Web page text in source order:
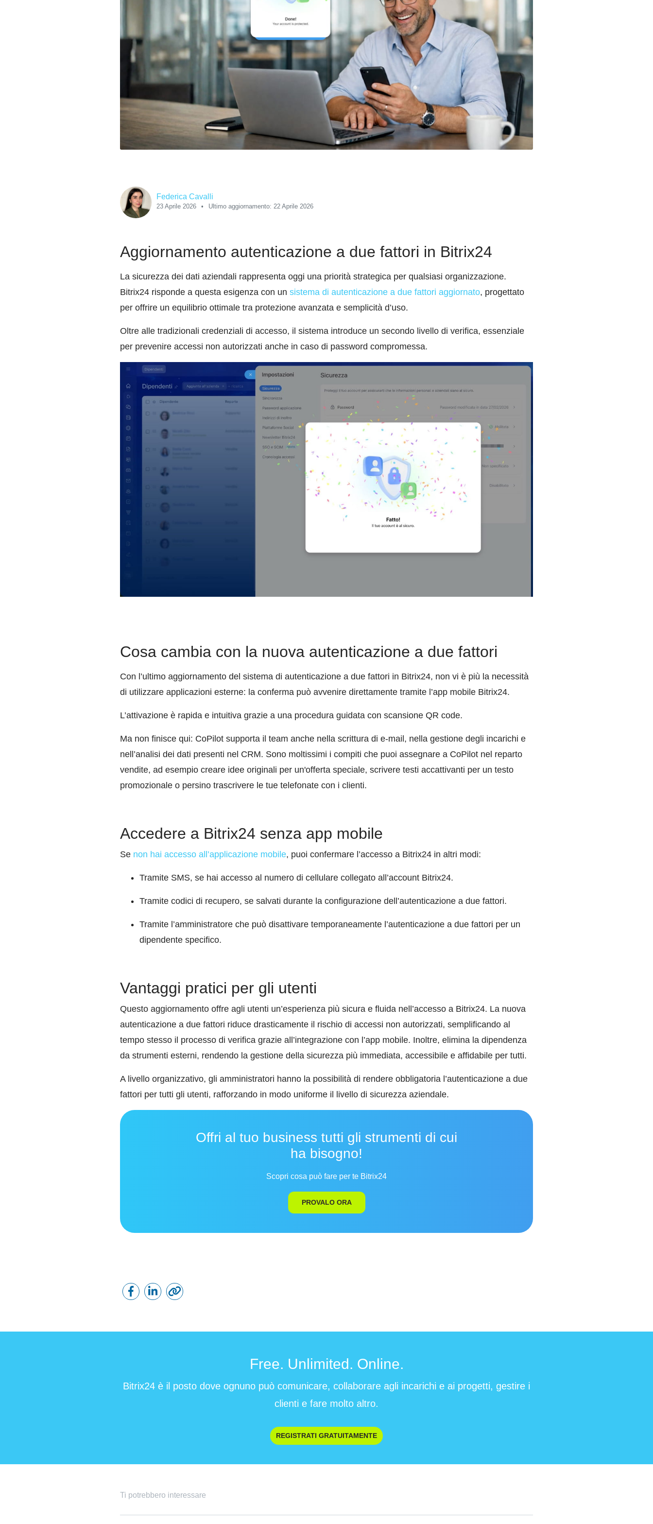
Federica Cavalli
23 Aprile 2026 Ultimo aggiornamento: 22 Aprile 2026
Aggiornamento autenticazione a due fattori in Bitrix24
La sicurezza dei dati aziendali rappresenta oggi una priorità strategica per qualsiasi organizzazione.
Bitrix24 risponde a questa esigenza con un sistema di autenticazione a due fattori aggiornato, progettato
per offrire un equilibrio ottimale tra protezione avanzata e semplicità d’uso.
Oltre alle tradizionali credenziali di accesso, il sistema introduce un secondo livello di verifica, essenziale
per prevenire accessi non autorizzati anche in caso di password compromessa.
Cosa cambia con la nuova autenticazione a due fattori
Con l’ultimo aggiornamento del sistema di autenticazione a due fattori in Bitrix24, non vi è più la necessità
di utilizzare applicazioni esterne: la conferma può avvenire direttamente tramite l’app mobile Bitrix24.
L’attivazione è rapida e intuitiva grazie a una procedura guidata con scansione QR code.
Ma non finisce qui: CoPilot supporta il team anche nella scrittura di e-mail, nella gestione degli incarichi e
nell’analisi dei dati presenti nel CRM. Sono moltissimi i compiti che puoi assegnare a CoPilot nel reparto
vendite, ad esempio creare idee originali per un'offerta speciale, scrivere testi accattivanti per un testo
promozionale o persino trascrivere le tue telefonate con i clienti.
Accedere a Bitrix24 senza app mobile
Se non hai accesso all’applicazione mobile, puoi confermare l’accesso a Bitrix24 in altri modi:
Tramite SMS, se hai accesso al numero di cellulare collegato all’account Bitrix24.
Tramite codici di recupero, se salvati durante la configurazione dell’autenticazione a due fattori.
Tramite l’amministratore che può disattivare temporaneamente l’autenticazione a due fattori per un
dipendente specifico.
Vantaggi pratici per gli utenti
Questo aggiornamento offre agli utenti un’esperienza più sicura e fluida nell’accesso a Bitrix24. La nuova
autenticazione a due fattori riduce drasticamente il rischio di accessi non autorizzati, semplificando al
tempo stesso il processo di verifica grazie all’integrazione con l’app mobile. Inoltre, elimina la dipendenza
da strumenti esterni, rendendo la gestione della sicurezza più immediata, accessibile e affidabile per tutti.
A livello organizzativo, gli amministratori hanno la possibilità di rendere obbligatoria l’autenticazione a due
fattori per tutti gli utenti, rafforzando in modo uniforme il livello di sicurezza aziendale.
Offri al tuo business tutti gli strumenti di cui
ha bisogno!
Scopri cosa può fare per te Bitrix24
PROVALO ORA
Free. Unlimited. Online.
Bitrix24 è il posto dove ognuno può comunicare, collaborare agli incarichi e ai progetti, gestire i
clienti e fare molto altro.
REGISTRATI GRATUITAMENTE
Ti potrebbero interessare